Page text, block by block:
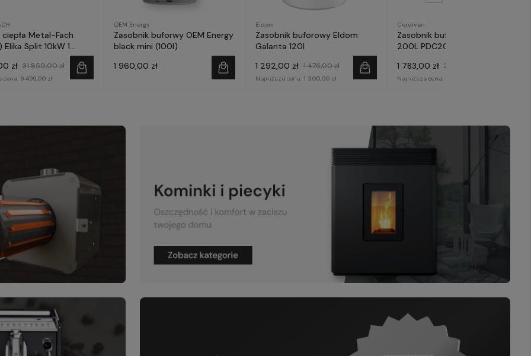
Metal-Fach
Elika Split 10kW 1
zł 31 850,00 zł
cena: 9 499,00 zł
OEM Energy
Zasobnik buforwy OEM Energy
black mini (100l)
1 960,00 zł
Eldom
Zasobnik buforowy Eldom
Galanta 120l
1 292,00 zł 1 476,00 zł
Najniższa cena: 1 300,00 zł
Cordivari
Zasobnik buforowy Cordivari
200L PDC200
1 783,00 zł 2 099,00 zł
Najniższa cena: